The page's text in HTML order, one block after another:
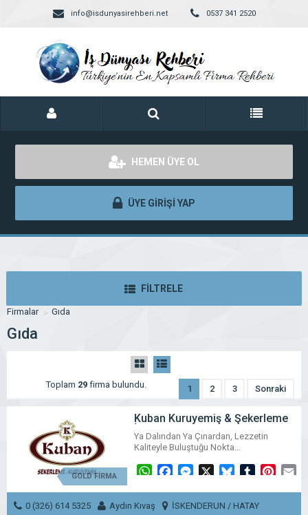
info@isdunyasirehberi.net 0537 341 2520
HEMEN ÜYE OL
ÜYE GİRİŞİ YAP
FİLTRELE
Firmalar Gıda
Gıda
Toplam 29 firma bulundu. 1 2 3 Sonraki
GOLD FİRMA
Kuban Kuruyemiş & Şekerleme
İskenderun
Ya Dalından Ya Çınardan, Lezzetin
Kaliteyle Buluştuğu Nokta…
WhatsAppFacebookMessengerBlueskyTumblr
Share
0 (326) 614 5325 Aydın Kıvaş İSKENDERUN / HATAY